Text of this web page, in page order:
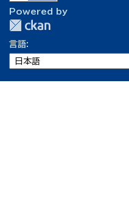
Powered by
言語